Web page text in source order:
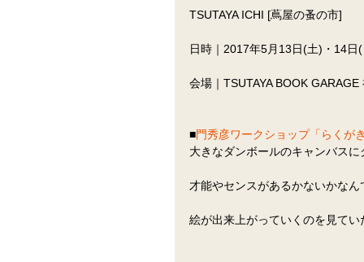
TSUTAYA ICHI [蔦屋の蚤の市]
日時｜2017年5月13日(土)・14日
会場｜TSUTAYA BOOK
■門秀彦ワークショップ「らくが
大きなダンボールのキャンバス
才能やセンスがあるかないかな
絵が出来上がっていくのを見て